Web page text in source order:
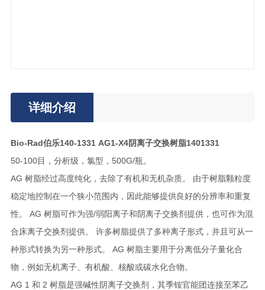
详细介绍
Bio-Rad伯乐140-1331 AG1-X4阴离子交换树脂1401331
50-100目，分析级，氯型，500G/瓶。
AG 树脂经过高度纯化，去除了有机和无机杂质。 由于树脂颗粒度
稳定地控制在一个狭小范围内，因此能够提供良好的分辨率和重复
性。 AG 树脂可作为强/弱阳离子和阴离子交换剂提供，也可作为混
合床离子交换剂提供。 许多树脂提供了多种离子形式，并且可从一
种形式转换为另一种形式。 AG 树脂主要用于分离低分子量化合
物，例如无机离子、有机酸、核酸或碳水化合物。
AG 1 和 2 树脂是强碱性阴离子交换剂，其季铵官能团连接至苯乙